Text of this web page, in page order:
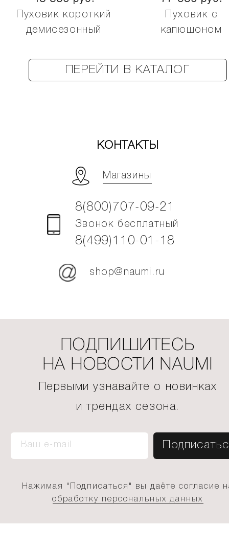
Пуховик короткий
демисезонный
Пуховик с
капюшоном
ПЕРЕЙТИ В КАТАЛОГ
КОНТАКТЫ
Магазины
8(800)707-09-21
Звонок бесплатный
8(499)110-01-18
shop@naumi.ru
ПОДПИШИТЕСЬ
НА НОВОСТИ NAUMI
Первыми узнавайте о новинках
и трендах сезона.
Нажимая "Подписаться" вы даёте согласие
обработку персональных данных